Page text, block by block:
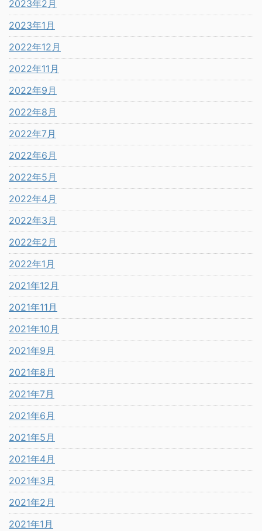
2023年2月
2023年1月
2022年12月
2022年11月
2022年9月
2022年8月
2022年7月
2022年6月
2022年5月
2022年4月
2022年3月
2022年2月
2022年1月
2021年12月
2021年11月
2021年10月
2021年9月
2021年8月
2021年7月
2021年6月
2021年5月
2021年4月
2021年3月
2021年2月
2021年1月